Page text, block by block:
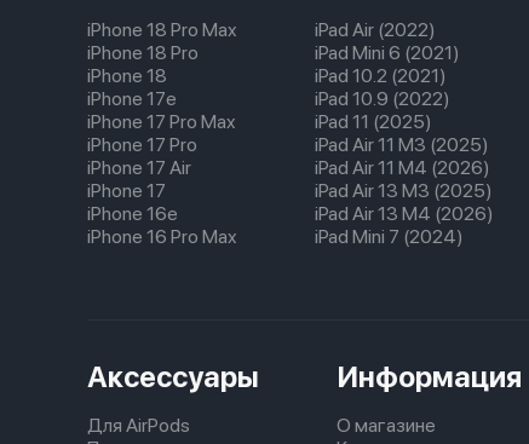
iPhone 18 Pro Max
iPhone 18 Pro
iPhone 18
iPhone 17e
iPhone 17 Pro Max
iPhone 17 Pro
iPhone 17 Air
iPhone 17
iPhone 16e
iPhone 16 Pro Max
iPad Air (2022)
iPad Mini 6 (2021)
iPad 10.2 (2021)
iPad 10.9 (2022)
iPad 11 (2025)
iPad Air 11 M3 (2025)
iPad Air 11 M4 (2026)
iPad Air 13 M3 (2025)
iPad Air 13 M4 (2026)
iPad Mini 7 (2024)
Аксессуары
Для AirPods
Информация
О магазине